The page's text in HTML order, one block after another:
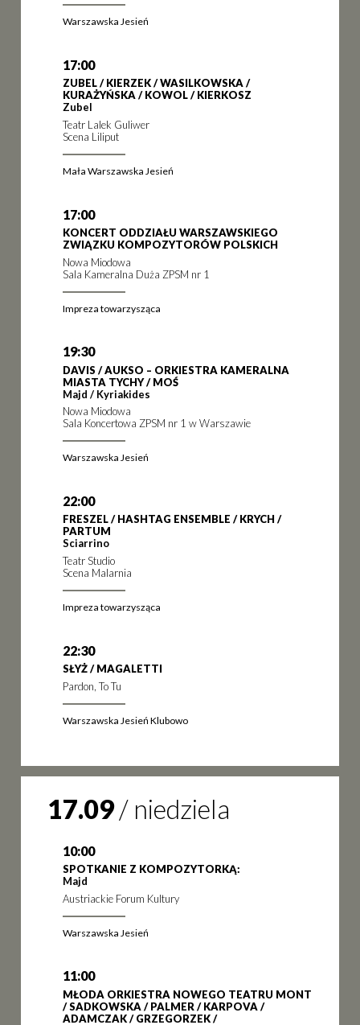
Warszawska Jesień
17:00
ZUBEL / KIERZEK / WASILKOWSKA /
KURAŻYŃSKA / KOWOL / KIERKOSZ
Zubel
Teatr Lalek Guliwer
Scena Liliput
Mała Warszawska Jesień
17:00
KONCERT ODDZIAŁU WARSZAWSKIEGO
ZWIĄZKU KOMPOZYTORÓW POLSKICH
Nowa Miodowa
Sala Kameralna Duża ZPSM nr 1
Impreza towarzysząca
19:30
DAVIS / AUKSO – ORKIESTRA KAMERALNA
MIASTA TYCHY / MOŚ
Majd / Kyriakides
Nowa Miodowa
Sala Koncertowa ZPSM nr 1 w Warszawie
Warszawska Jesień
22:00
FRESZEL / HASHTAG ENSEMBLE / KRYCH /
PARTUM
Sciarrino
Teatr Studio
Scena Malarnia
Impreza towarzysząca
22:30
SŁYŻ / MAGALETTI
Pardon, To Tu
Warszawska Jesień Klubowo
17.09/ niedziela
10:00
SPOTKANIE Z KOMPOZYTORKĄ:
Majd
Austriackie Forum Kultury
Warszawska Jesień
11:00
MŁODA ORKIESTRA NOWEGO TEATRU MONT
/ SADKOWSKA / PALMER / KARPOVA /
ADAMCZAK / GRZEGORZEK /